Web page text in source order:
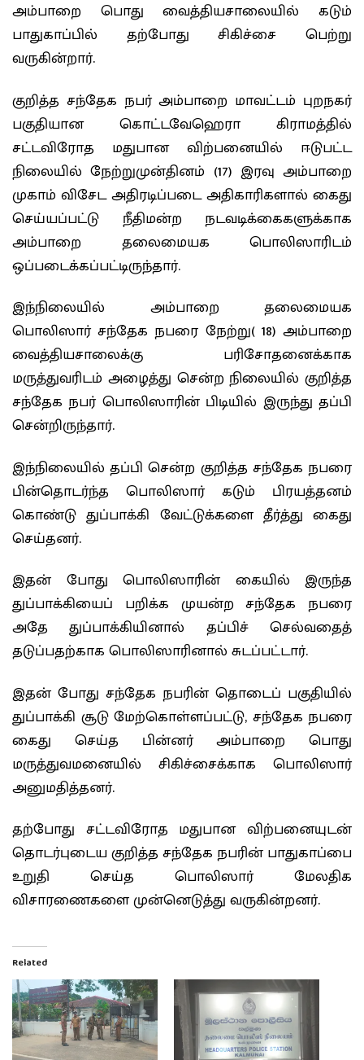
அம்பாறை பொது வைத்தியசாலையில் கடும்
பாதுகாப்பில் தற்போது சிகிச்சை பெற்று
வருகின்றார்.
குறித்த சந்தேக நபர் அம்பாறை மாவட்டம் புறநகர்
பகுதியான கொட்டவேஹெரா கிராமத்தில்
சட்டவிரோத மதுபான விற்பனையில் ஈடுபட்ட
நிலையில் நேற்றுமுன்தினம் (17) இரவு அம்பாறை
முகாம் விசேட அதிரடிப்படை அதிகாரிகளால் கைது
செய்யப்பட்டு நீதிமன்ற நடவடிக்கைகளுக்காக
அம்பாறை தலைமையக பொலிஸாரிடம்
ஒப்படைக்கப்பட்டிருந்தார்.
இந்நிலையில் அம்பாறை தலைமையக
பொலிஸார் சந்தேக நபரை நேற்று( 18) அம்பாறை
வைத்தியசாலைக்கு பரிசோதனைக்காக
மருத்துவரிடம் அழைத்து சென்ற நிலையில் குறித்த
சந்தேக நபர் பொலிஸாரின் பிடியில் இருந்து தப்பி
சென்றிருந்தார்.
இந்நிலையில் தப்பி சென்ற குறித்த சந்தேக நபரை
பின்தொடர்ந்த பொலிஸார் கடும் பிரயத்தனம்
கொண்டு துப்பாக்கி வேட்டுக்களை தீர்த்து கைது
செய்தனர்.
இதன் போது பொலிஸாரின் கையில் இருந்த
துப்பாக்கியைப் பறிக்க முயன்ற சந்தேக நபரை
அதே துப்பாக்கியினால் தப்பிச் செல்வதைத்
தடுப்பதற்காக பொலிஸாரினால் சுடப்பட்டார்.
இதன் போது சந்தேக நபரின் தொடைப் பகுதியில்
துப்பாக்கி சூடு மேற்கொள்ளப்பட்டு, சந்தேக நபரை
கைது செய்த பின்னர் அம்பாறை பொது
மருத்துவமனையில் சிகிச்சைக்காக பொலிஸார்
அனுமதித்தனர்.
தற்போது சட்டவிரோத மதுபான விற்பனையுடன்
தொடர்புடைய குறித்த சந்தேக நபரின் பாதுகாப்பை
உறுதி செய்த பொலிஸார் மேலதிக
விசாரணைகளை முன்னெடுத்து வருகின்றனர்.
Related